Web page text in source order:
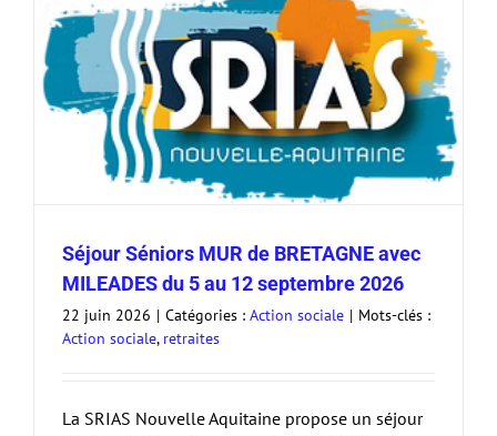
Séjour Séniors MUR de BRETAGNE avec
MILEADES du 5 au 12 septembre 2026
22 juin 2026 | Catégories : Action sociale | Mots-clés :
Action sociale, retraites
La SRIAS Nouvelle Aquitaine propose un séjour